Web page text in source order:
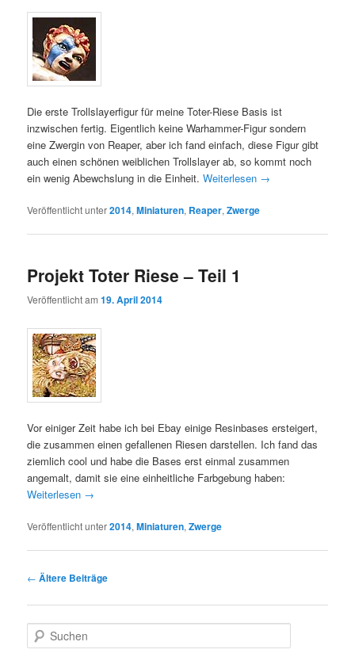
Die erste Trollslayerfigur für meine Toter-Riese Basis ist
inzwischen fertig. Eigentlich keine Warhammer-Figur sondern
eine Zwergin von Reaper, aber ich fand einfach, diese Figur gibt
auch einen schönen weiblichen Trollslayer ab, so kommt noch
ein wenig Abewchslung in die Einheit.Weiterlesen →
Veröffentlicht unter2014,Miniaturen, Reaper,Zwerge
Projekt Toter Riese – Teil 1
Veröffentlicht am19. April 2014
Vor einiger Zeit habe ich bei Ebay einige Resinbases ersteigert,
die zusammen einen gefallenen Riesen darstellen. Ich fand das
ziemlich cool und habe die Bases erst einmal zusammen
angemalt, damit sie eine einheitliche Farbgebung haben:
Weiterlesen →
Veröffentlicht unter2014,Miniaturen,Zwerge
Beitragsnavigation
← Ältere Beiträge
u